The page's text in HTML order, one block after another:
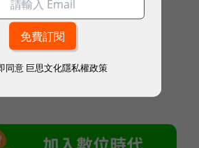
。
同意 巨思文化隱私權政策